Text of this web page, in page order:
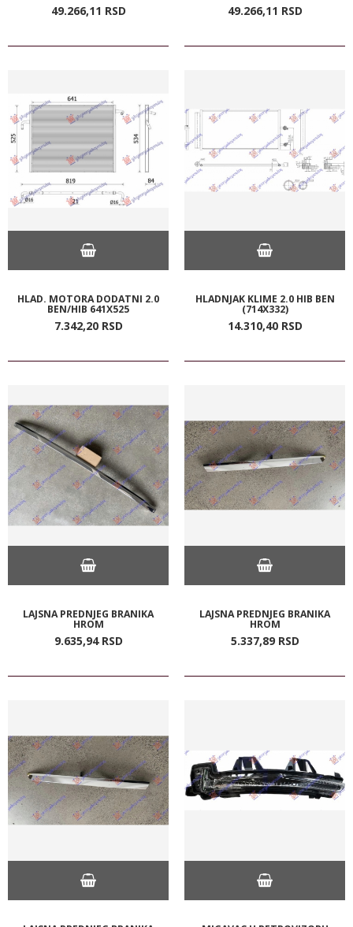
49.266,11 RSD 49.266,11 RSD
HLAD. MOTORA DODATNI 2.0
BEN/HIB 641X525
7.342,20 RSD
HLADNJAK KLIME 2.0 HIB BEN
(714X332)
14.310,40 RSD
LAJSNA PREDNJEG BRANIKA
HROM
9.635,94 RSD
LAJSNA PREDNJEG BRANIKA
HROM
5.337,89 RSD